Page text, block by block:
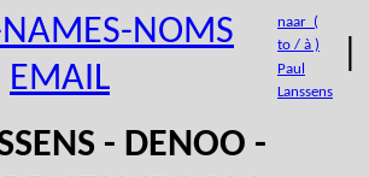
NOMS
EMAIL
naar (
to / à )
Paul
Lanssens
- DENOO -